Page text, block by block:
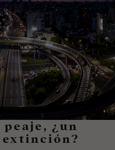
peaje, ¿un